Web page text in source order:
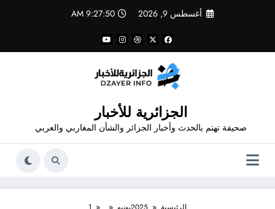
أغسطس 9, 2026 9:27:50 AM
الجزائرية للأخبار
صحيفة تهتم بالحدث وأخبار الجزائر والشأن المغاربي والعربي